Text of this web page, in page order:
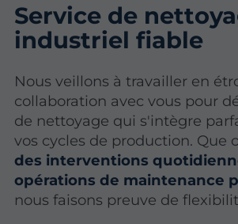
Service de
industriel fiable
Nous veillons à travailler en
collaboration avec vous pour
de nettoyage qui s'intègre
vos cycles de production. Que
des interventions
opérations de maintenance
nous faisons preuve de